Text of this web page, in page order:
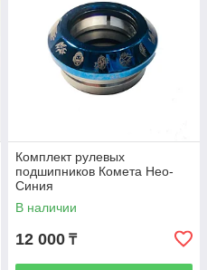
Комплект рулевых
подшипников Комета Нео-
Синия
В наличии
12 000 ₸